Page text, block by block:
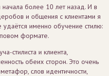
более 10 лет назад. И в
и общения с клиентами я
именно обучение стилю:
формате.
стилиста и клиента,
обеих сторон. Это очень
слов идентичности,